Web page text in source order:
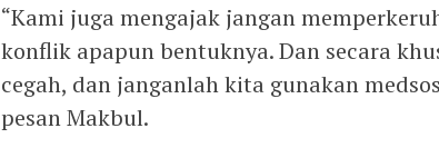
“Kami juga mengajak jangan
konflik apapun bentuknya. Dan secara
cegah, dan janganlah kita gunakan
pesan Makbul.